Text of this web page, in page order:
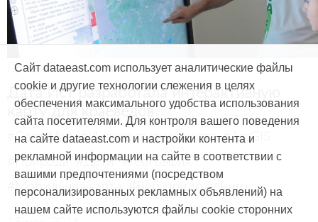
Продукты и услуги
Дата Ист разработала интерактивную
карту для краеведов
#CarryMap #Интерактивная карта #ArcGIS
#Природа #Дети #География
#Мобильная карта #Веб-приложение
Сайт dataeast.com использует аналитические файлы
cookie и другие технологии слежения в целях
обеспечения максимального удобства использования
сайта посетителями. Для контроля вашего поведения
на сайте dataeast.com и настройки контента и
рекламной информации на сайте в соответствии с
вашими предпочтениями (посредством
персонализированных рекламных объявлений) на
нашем сайте используются файлы cookie сторонних